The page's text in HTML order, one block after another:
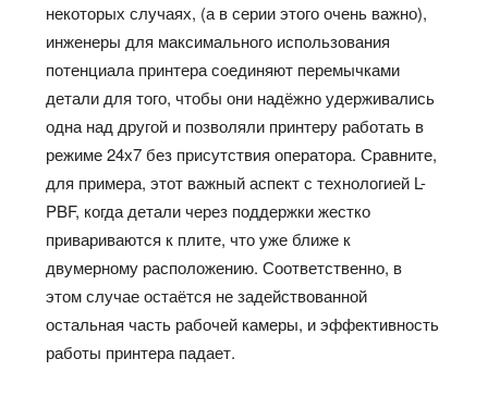
некоторых случаях, (а в серии этого очень важно),
инженеры для максимального использования
потенциала принтера соединяют перемычками
детали для того, чтобы они надёжно удерживались
одна над другой и позволяли принтеру работать в
режиме 24х7 без присутствия оператора. Сравните,
для примера, этот важный аспект с технологией L-
PBF, когда детали через поддержки жестко
привариваются к плите, что уже ближе к
двумерному расположению. Соответственно, в
этом случае остаётся не задействованной
остальная часть рабочей камеры, и эффективность
работы принтера падает.